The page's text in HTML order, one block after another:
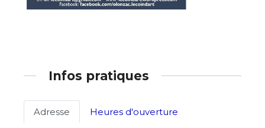
Adresse email*
Prénom
Statut / Organisation
Adresse email*
Infos pratiques
Adresse
Heures d'ouverture